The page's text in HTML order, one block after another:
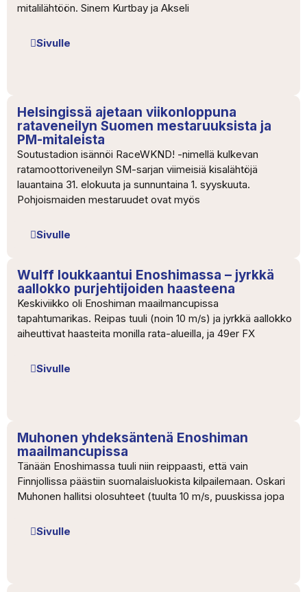
mitalilähtöön. Sinem Kurtbay ja Akseli
Sivulle
Helsingissä ajetaan viikonloppuna
rataveneilyn Suomen mestaruuksista ja
PM-mitaleista
Soutustadion isännöi RaceWKND! -nimellä kulkevan
ratamoottoriveneilyn SM-sarjan viimeisiä kisalähtöjä
lauantaina 31. elokuuta ja sunnuntaina 1. syyskuuta.
Pohjoismaiden mestaruudet ovat myös
Sivulle
Wulff loukkaantui Enoshimassa – jyrkkä
aallokko purjehtijoiden haasteena
Keskiviikko oli Enoshiman maailmancupissa
tapahtumarikas. Reipas tuuli (noin 10 m/s) ja jyrkkä aallokko
aiheuttivat haasteita monilla rata-alueilla, ja 49er FX
Sivulle
Muhonen yhdeksäntenä Enoshiman
maailmancupissa
Tänään Enoshimassa tuuli niin reippaasti, että vain
Finnjollissa päästiin suomalaisluokista kilpailemaan. Oskari
Muhonen hallitsi olosuhteet (tuulta 10 m/s, puuskissa jopa
Sivulle